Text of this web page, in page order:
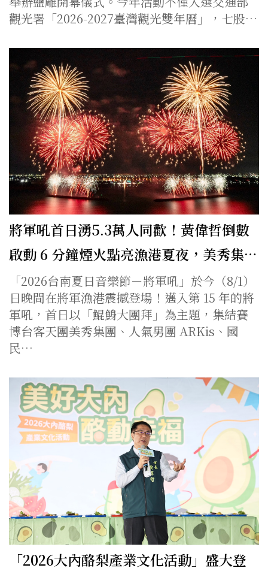
觀光署「2026-2027臺灣觀光雙年曆」，七股…
將軍吼首日湧5.3萬人同歡！黃偉哲倒數
啟動 6 分鐘煙火點亮漁港夏夜，美秀集…
「2026台南夏日音樂節－將軍吼」於今（8/1）
日晚間在將軍漁港震撼登場！邁入第 15 年的將
軍吼，首日以「鯤鯓大團拜」為主題，集結賽
博台客天團美秀集團、人氣男團 ARKis、國
民…
「2026大內酪梨產業文化活動」盛大登